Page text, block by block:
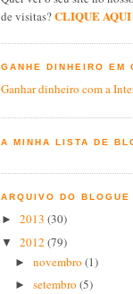
de visitas?CLIQUE AQUI
GANHE DINHEIRO EM
Ganhar dinheiro com a
A MINHA LISTA DE
ARQUIVO DO BLOGUE
► 2013 (30)
▼ 2012 (79)
►novembro(1)
►setembro(5)